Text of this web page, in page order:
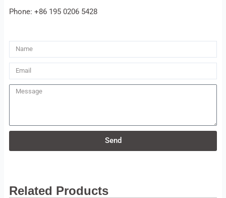
Phone: +86 195 0206 5428
Name
Email
Message
Send
Related Products